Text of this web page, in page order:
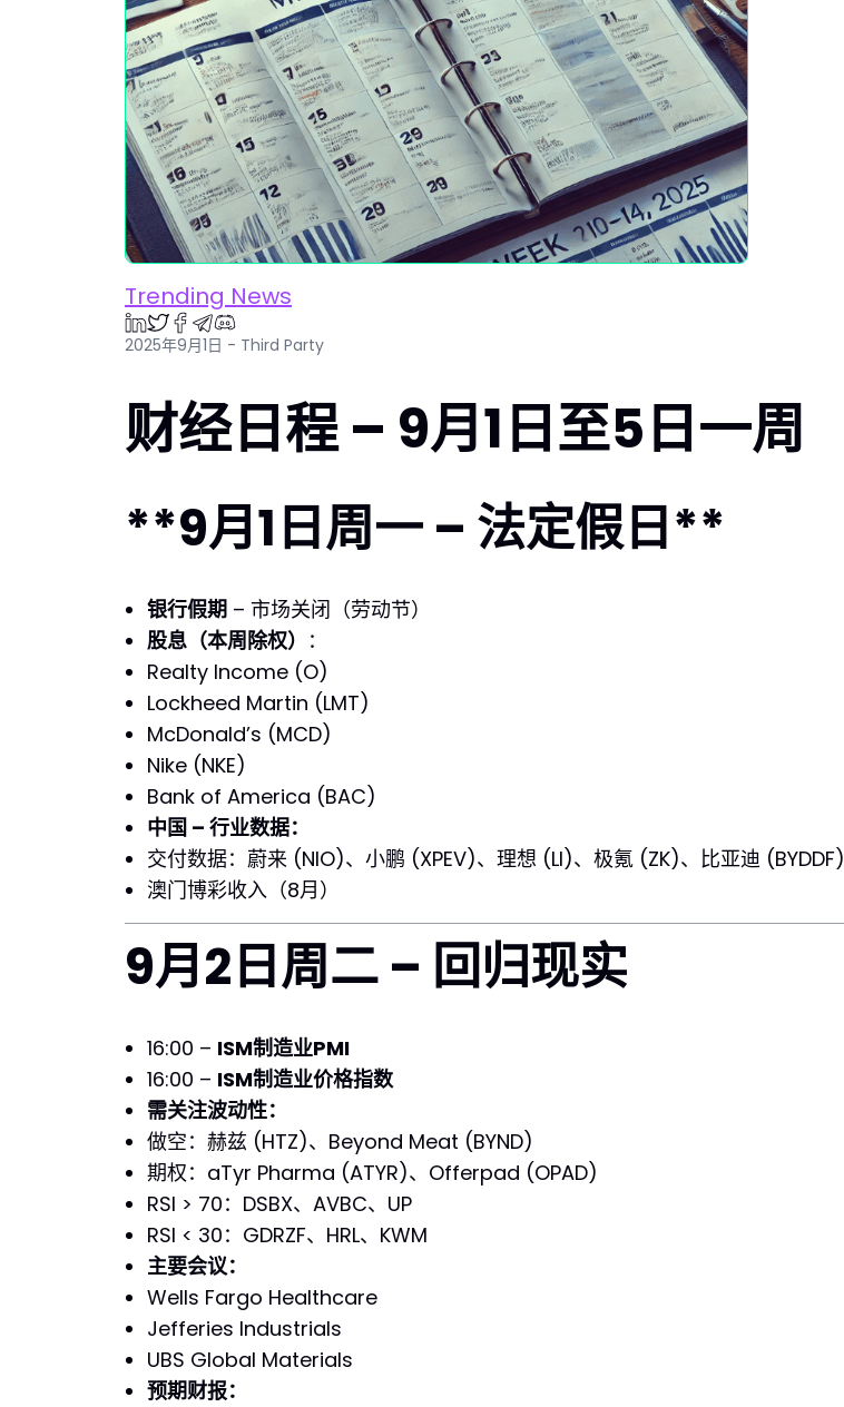
Trending News
2025年9月1日 - Third Party
财经日程 – 9月1日至5日一周
**9月1日周一 – 法定假日**
银行假期 – 市场关闭（劳动节）
股息（本周除权） ：
Realty Income (O)
Lockheed Martin (LMT)
McDonald’s (MCD)
Nike (NKE)
Bank of America (BAC)
中国 – 行业数据：
交付数据：蔚来 (NIO)、小鹏 (XPEV)、理想 (LI)、极氪 (ZK)、比亚迪 (BYDDF)
澳门博彩收入（8月）
9月2日周二 – 回归现实
16:00 – ISM制造业PMI
16:00 – ISM制造业价格指数
需关注波动性：
做空：赫兹 (HTZ)、Beyond Meat (BYND)
期权：aTyr Pharma (ATYR)、Offerpad (OPAD)
RSI > 70：DSBX、AVBC、UP
RSI < 30：GDRZF、HRL、KWM
主要会议：
Wells Fargo Healthcare
Jefferies Industrials
UBS Global Materials
预期财报：